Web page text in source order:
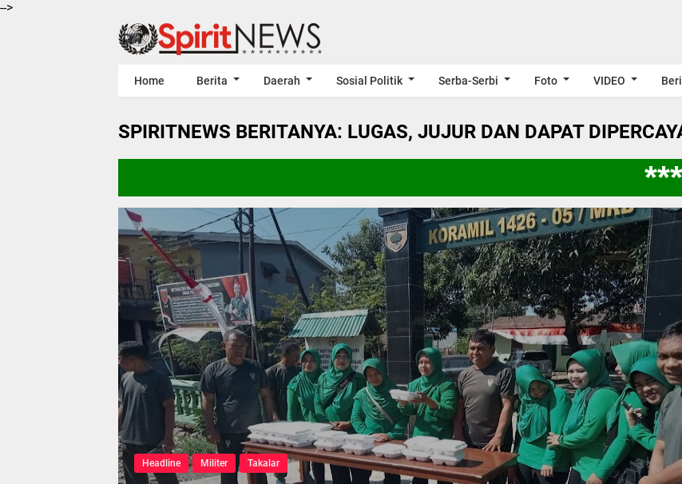
-->
Home Berita Daerah Sosial Politik Serba-Serbi Foto VIDEO
SPIRITNEWS BERITANYA: LUGAS, JUJUR DAN DAPAT
****
Headline Militer Takalar